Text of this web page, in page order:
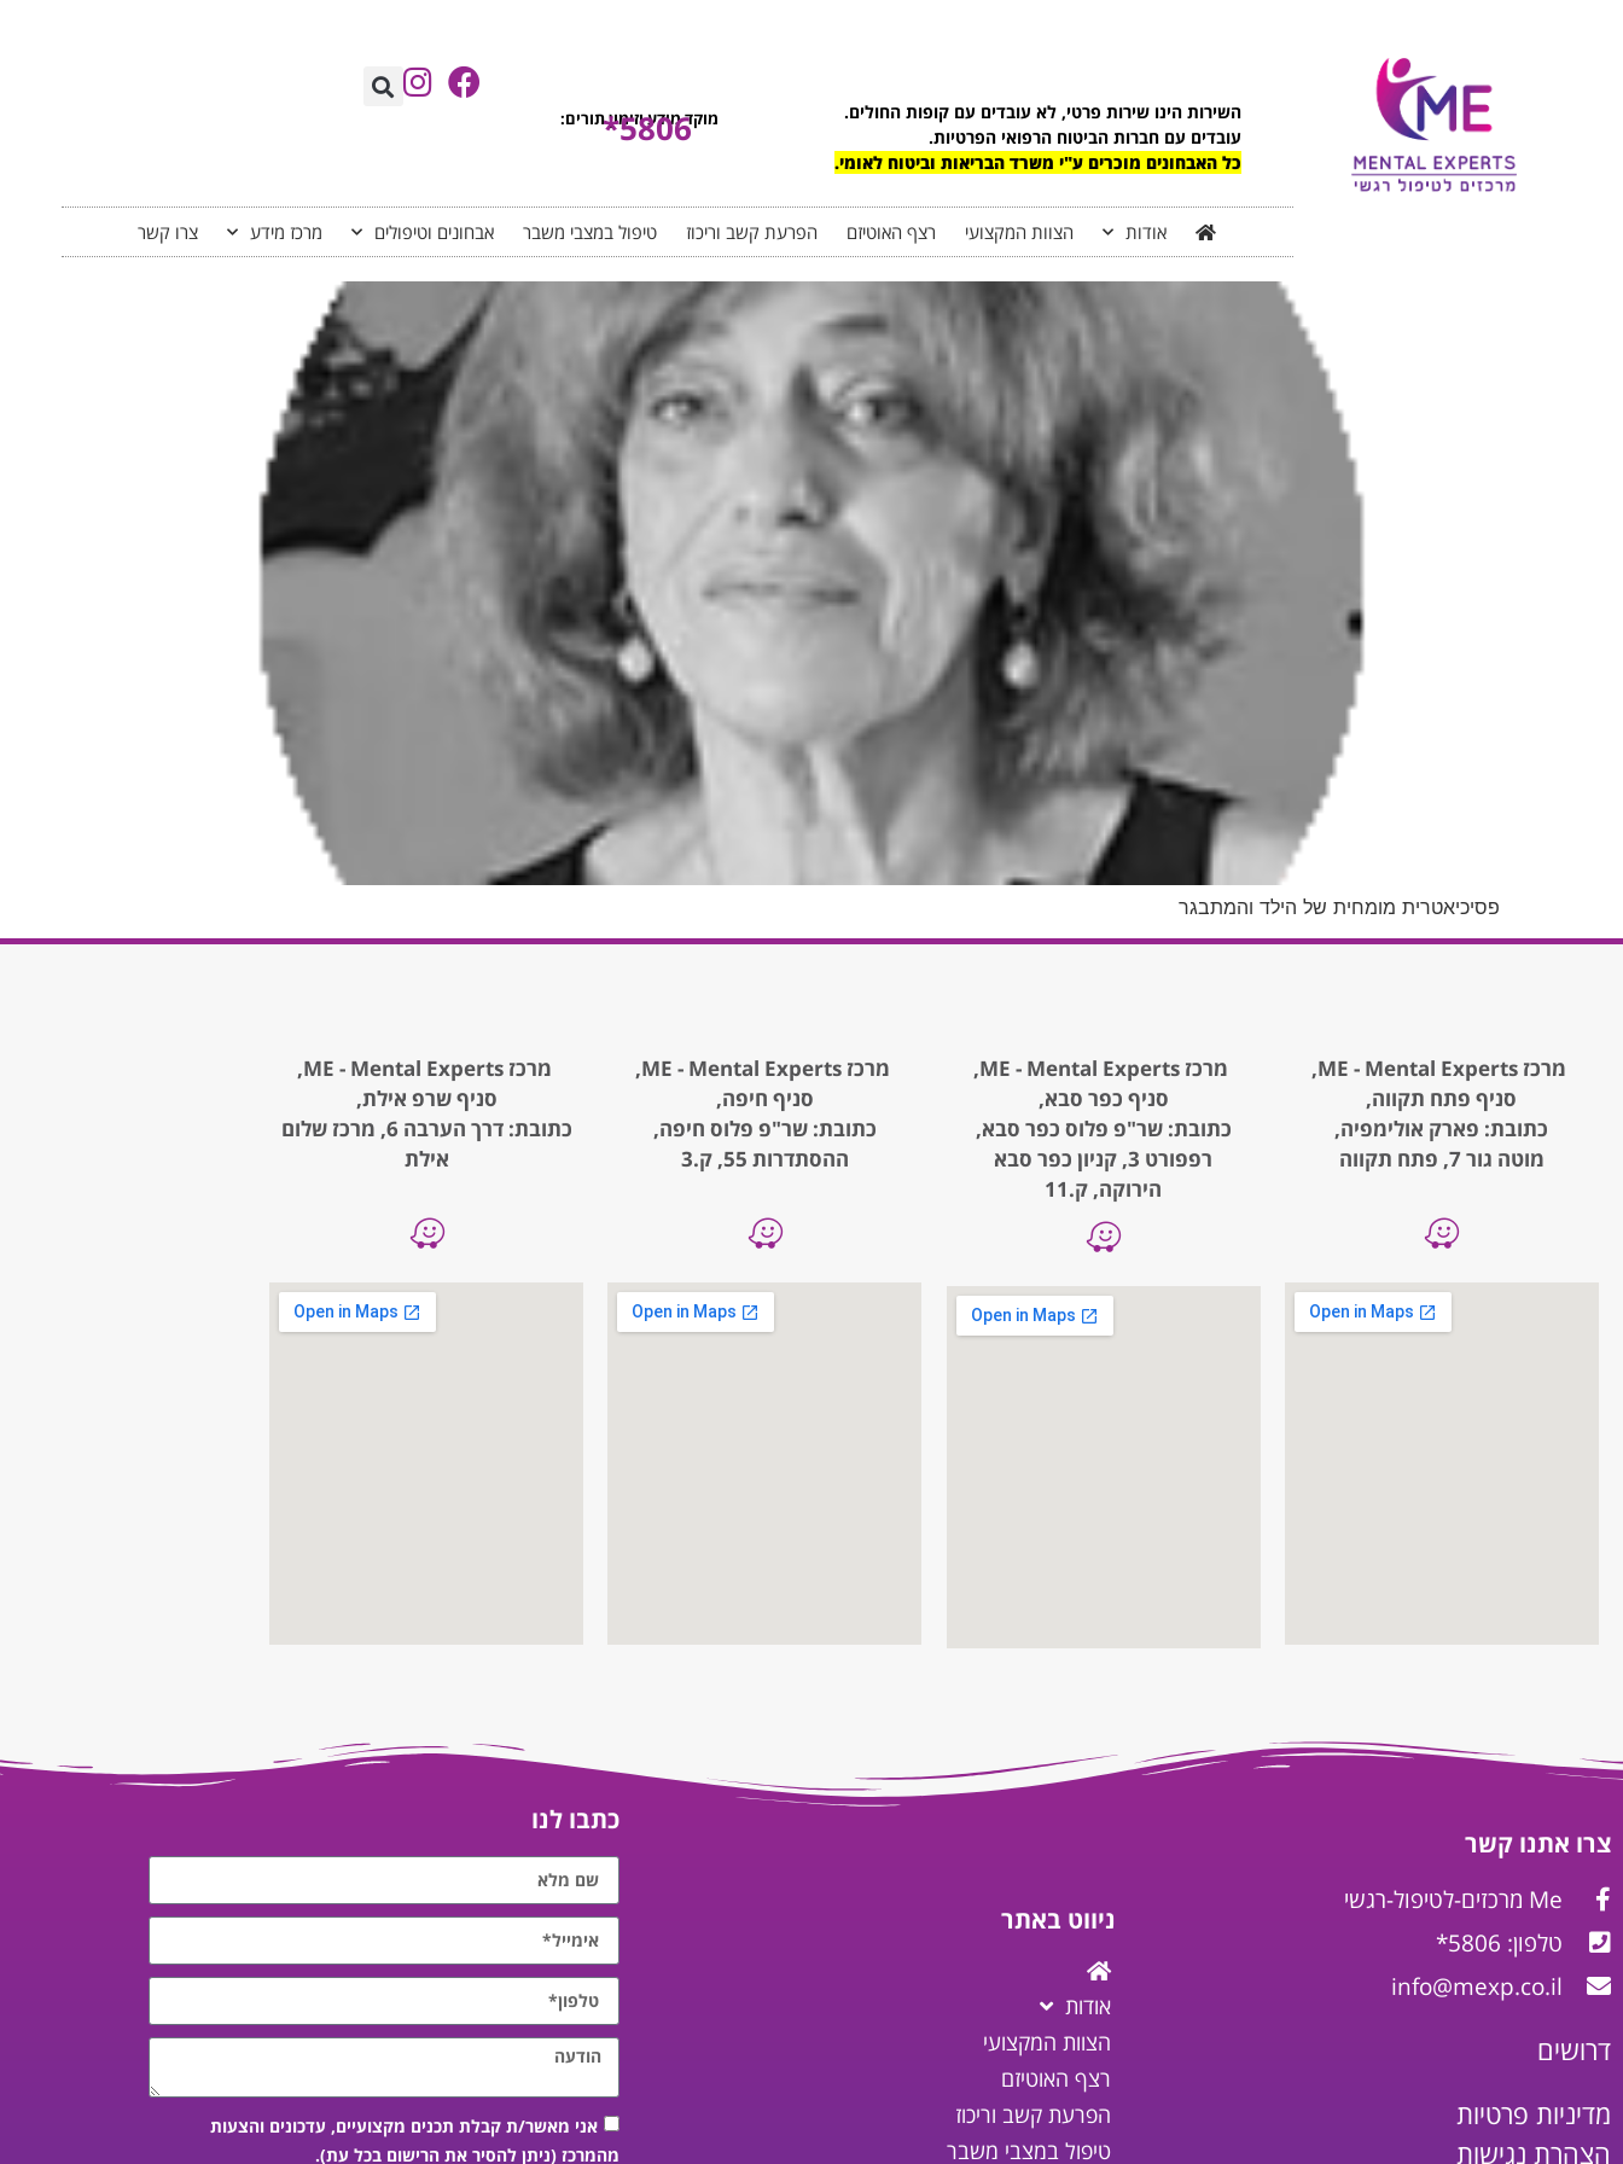
השירות הינו שירות פרטי, לא עובדים עם קופות החולים.
עובדים עם חברות הביטוח הרפואי הפרטיות.
כל האבחונים מוכרים ע"י משרד הבריאות וביטוח לאומי.
מוקד מידע וזימון תורים:
5806*
אודות הצוות המקצועי רצף האוטיזם הפרעת קשב וריכוז טיפול במצבי משבר אבחונים וטיפולים מרכז מידע צרו קשר
פסיכיאטרית מומחית של הילד והמתבגר
מרכז ME - Mental Experts,
סניף פתח תקווה,
כתובת: פארק אולימפיה,
מוטה גור 7, פתח תקווה
מרכז ME - Mental Experts,
סניף כפר סבא,
כתובת: שר"פ פלוס כפר סבא,
רפפורט 3, קניון כפר סבא
הירוקה, ק.11
מרכז ME - Mental Experts,
סניף חיפה,
כתובת: שר"פ פלוס חיפה,
ההסתדרות 55, ק.3
מרכז ME - Mental Experts,
סניף שרפ אילת,
כתובת: דרך הערבה 6, מרכז שלום
אילת
צרו אתנו קשר
Me מרכזים-לטיפול-רגשי
טלפון: 5806*
info@mexp.co.il
דרושים
מדיניות פרטיות
הצהרת נגישות
ניווט באתר
אודות
הצוות המקצועי
רצף האוטיזם
הפרעת קשב וריכוז
טיפול במצבי משבר
כתבו לנו
אני מאשר/ת קבלת תכנים מקצועיים, עדכונים והצעות
מהמרכז (ניתן להסיר את הרישום בכל עת).